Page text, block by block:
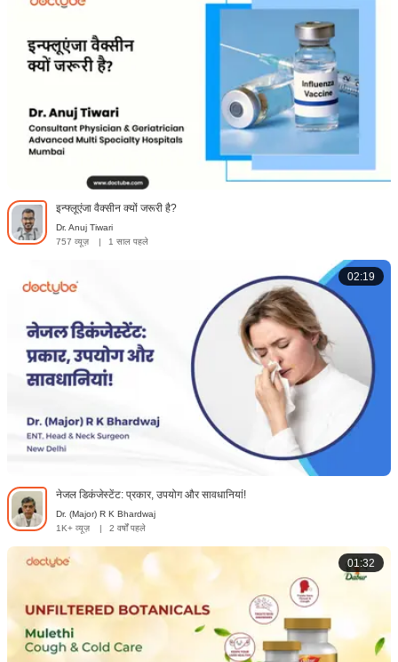
इन्फ्लूएंजा वैक्सीन क्यों जरूरी है?
Dr. Anuj Tiwari
757 व्यूज़
1 साल पहले
02:19
नेजल डिकंजेस्टेंट: प्रकार, उपयोग और सावधानियां!
Dr. (Major) R K Bhardwaj
1K+ व्यूज़
| 2 वर्षों पहले
01:32